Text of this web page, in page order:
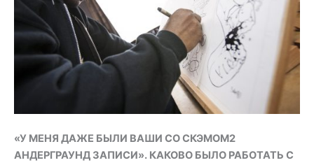
«У МЕНЯ ДАЖЕ БЫЛИ ВАШИ СО СКЭМОМ2
АНДЕРГРАУНД ЗАПИСИ». КАКОВО БЫЛО РАБОТАТЬ С